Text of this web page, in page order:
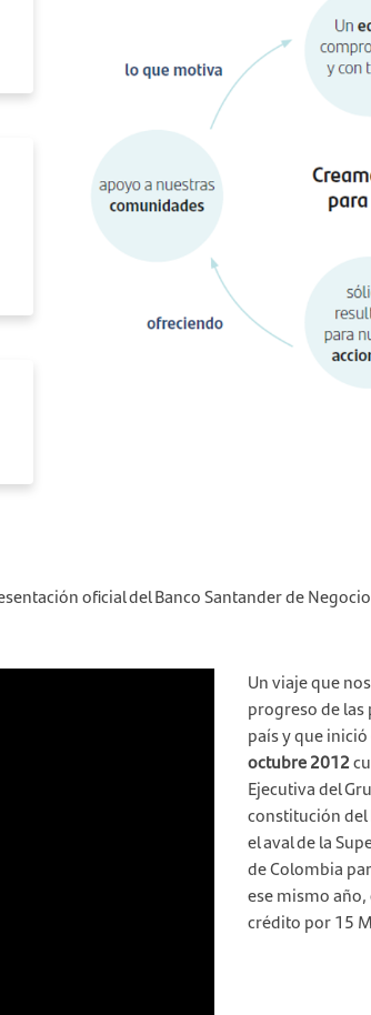
oficial del Banco Santander de
Un viaje que
progreso de las
país y que
octubre 2012
Ejecutiva del
constitución del
el aval de la
de Colombia
ese mismo
crédito por 15